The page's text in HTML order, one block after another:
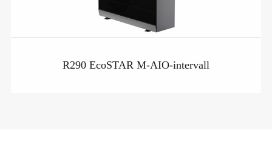
R290 EcoSTAR M-AIO-intervall